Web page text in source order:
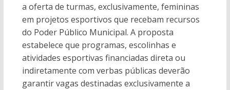
a oferta de turmas, exclusivamente, femininas
em projetos esportivos que recebam recursos
do Poder Público Municipal. A proposta
estabelece que programas, escolinhas e
atividades esportivas financiadas direta ou
indiretamente com verbas públicas deverão
garantir vagas destinadas exclusivamente a